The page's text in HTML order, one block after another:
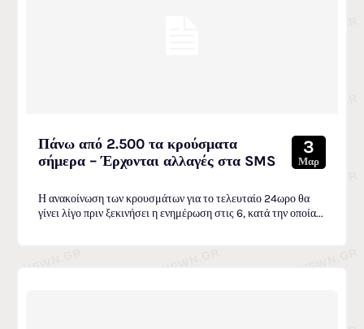
Πάνω από 2.500 τα κρούσματα
σήμερα – Έρχονται αλλαγές στα SMS
3
Μαρ
Η ανακοίνωση των κρουσμάτων για το τελευταίο 24ωρο θα
γίνει λίγο πριν ξεκινήσει η ενημέρωση στις 6, κατά την οποία...